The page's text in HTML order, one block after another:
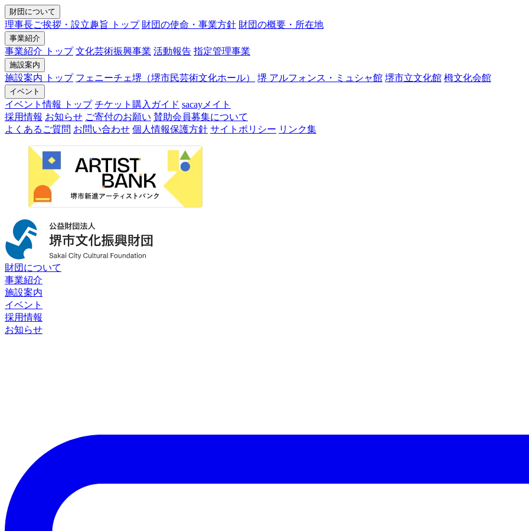
財団について
理事長ご挨拶・設立趣旨 トップ 財団の使命・事業方針 財団の概要・所在地
事業紹介
事業紹介 トップ 文化芸術振興事業 活動報告 指定管理事業
施設案内
施設案内 トップ フェニーチェ堺（堺市民芸術文化ホール） 堺 アルフォンス・ミュシャ館 堺市立文化館 栂文化会館
イベント
イベント情報 トップ チケット購入ガイド sacayメイト
採用情報 お知らせ ご寄付のお願い 賛助会員募集について
よくあるご質問 お問い合わせ 個人情報保護方針 サイトポリシー リンク集
財団について
事業紹介
施設案内
イベント
採用情報
お知らせ